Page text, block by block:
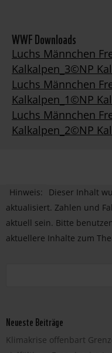
WWF Downloads
Luchs Männchen
Kalkalpen_3©NP
Luchs Männchen
Kalkalpen_1©NP
Luchs Männchen
Kalkalpen_2©NP
Hinweis:
Dieser Inhalt
aktualisiert. Zahlen und
aktuell sein. Bitte
aktuellere Inhalte zum
Neueste Beiträge
Klimakrise offenbart